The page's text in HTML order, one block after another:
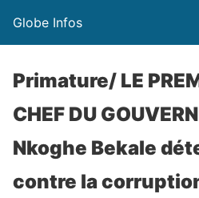
Globe Infos
Primature/ LE
CHEF DU
Nkoghe Bekale
contre la